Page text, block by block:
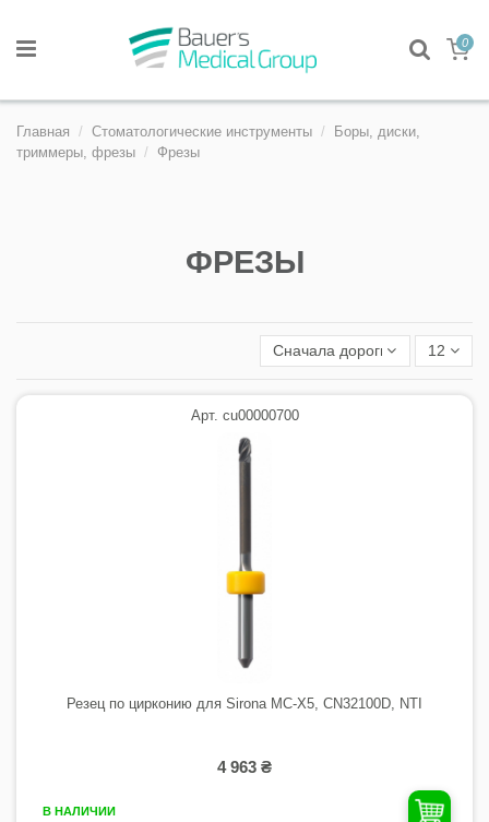
0
Главная Стоматологические инструменты
Боры, диски,
триммеры, фрезы
Фрезы
ФРЕЗЫ
Сначала дорогие 12
Арт. cu00000700
Резец по цирконию для Sirona MC-X5, CN32100D, NTI
4 963 ₴
В НАЛИЧИИ